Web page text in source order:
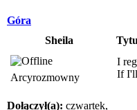
Góra
Sheila
Arcyrozmowny
Dołączył(a): czwartek,
I
If I'll